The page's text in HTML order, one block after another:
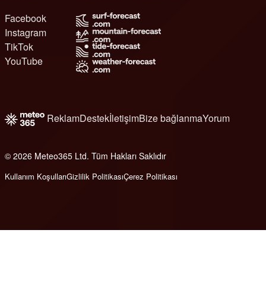
Facebook
Instagram
TikTok
YouTube
ReklamDestekİletişimBize bağlanmaYorum
© 2026 Meteo365 Ltd. Tüm Hakları Saklıdır
Kullanım KoşullarıGizlilik PolitikasıÇerez Politikası